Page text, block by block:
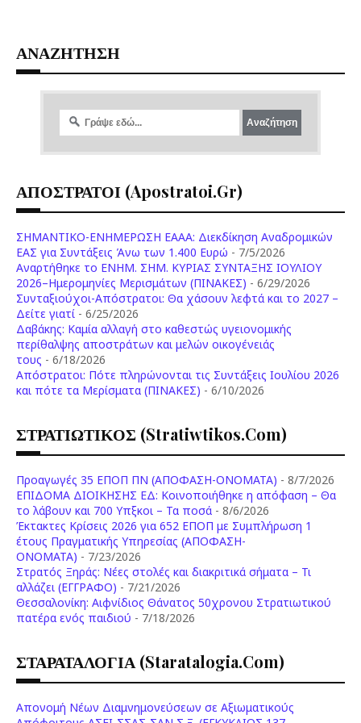
ΑΝΑΖΗΤΗΣΗ
ΑΠΟΣΤΡΑΤΟΙ (apostratoi.gr)
ΣΗΜΑΝΤΙΚΟ-ΕΝΗΜΕΡΩΣΗ ΕΑΑΑ: Διεκδίκηση Αναδρομικών
ΕΑΣ για Συντάξεις Άνω των 1.400 Ευρώ - 7/5/2026
Aναρτήθηκε το ENHM. ΣΗΜ. ΚΥΡΙΑΣ ΣΥΝΤΑΞΗΣ ΙΟΥΛΙΟΥ
2026–Ημερομηνίες Μερισμάτων (ΠΙΝΑΚΕΣ) - 6/29/2026
Συνταξιούχοι-Απόστρατοι: Θα χάσουν λεφτά και το 2027 –
Δείτε γιατί - 6/25/2026
Δαβάκης: Καμία αλλαγή στο καθεστώς υγειονομικής
περίθαλψης αποστράτων και μελών οικογένειάς
τους - 6/18/2026
Aπόστρατοι: Πότε πληρώνονται τις Συντάξεις Ιουλίου 2026
και πότε τα Μερίσματα (ΠΙΝΑΚΕΣ) - 6/10/2026
ΣΤΡΑΤΙΩΤΙΚΟΣ (stratiwtikos.com)
Προαγωγές 35 ΕΠΟΠ ΠΝ (ΑΠΟΦΑΣΗ-ΟΝΟΜΑΤΑ) - 8/7/2026
ΕΠΙΔΟΜΑ ΔΙΟΙΚΗΣΗΣ ΕΔ: Κοινοποιήθηκε η απόφαση – Θα
το λάβουν και 700 Υπξκοι – Τα ποσά - 8/6/2026
Έκτακτες Κρίσεις 2026 για 652 ΕΠΟΠ με Συμπλήρωση 1
έτους Πραγματικής Υπηρεσίας (ΑΠΟΦΑΣΗ-
ONOMATA) - 7/23/2026
Στρατός Ξηράς: Νέες στολές και διακριτικά σήματα – Τι
αλλάζει (ΕΓΓΡΑΦΟ) - 7/21/2026
Θεσσαλονίκη: Αιφνίδιος Θάνατος 50χρονου Στρατιωτικού
πατέρα ενός παιδιού - 7/18/2026
ΣΤΑΡΑΤΑΛΟΓΙΑ (staratalogia.com)
Απονομή Νέων Διαμνημονεύσεων σε Αξιωματικούς